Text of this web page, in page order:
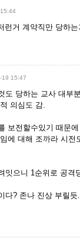
런거 계약직만 당하는
19 15:47
도 당하는 교사 대부
의심도 감.
보전할수있기 때문
에 대해 조까라 시전
잇으니 1순위로 공격
다? 존나 진상 부릴